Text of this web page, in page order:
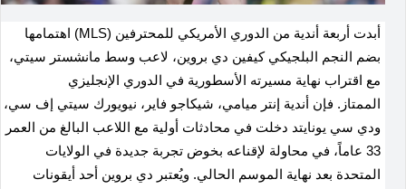
أبدت أربعة أندية من الدوري الأمريكي للمحترفين (MLS) اهتمامها
بضم النجم البلجيكي كيفين دي بروين، لاعب وسط مانشستر سيتي،
مع اقتراب نهاية مسيرته الأسطورية في الدوري الإنجليزي
الممتاز. فإن أندية إنتر ميامي، شيكاجو فاير، نيويورك سيتي إف سي،
ودي سي يونايتد دخلت في محادثات أولية مع اللاعب البالغ من العمر
33 عاماً، في محاولة لإقناعه بخوض تجربة جديدة في الولايات
المتحدة بعد نهاية الموسم الحالي. ويُعتبر دي بروين أحد أيقونات